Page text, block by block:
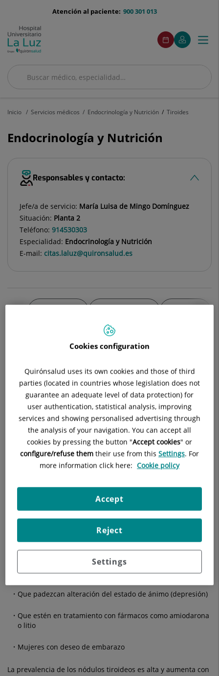
menu-
900 301 013
Atención al paciente:
Buscar
Buscar
menu
acceso
Pedir
cita
Este
enlace
se
una
Mi
Quirónsalud
Este
enlace
se
una
ventana
Menú
Inicio Servicios médicos Endocrinología y Nutrición Tiroides
Endocrinología y Nutrición
Responsables y contacto:
Jefe/a de servicio: María Luisa de Mingo Domínguez
Situación: Planta 2
Teléfono: 914530303
Especialidad: Endocrinología y Nutrición
E-mail: citas.laluz@quironsalud.es
hormona (hipotiroidismo) como por exceso (hipertiroidismo) y
la presencia de nódulos tiroideos (en muchas ocasiones
detectados de forma accidental) son motivos de consulta muy
frecuentes en Endocrinología.
En general, toda la patología tiroidea es más frecuente en
mujeres que en hombres.
Es aconsejable hacer un estudio tiroideo en personas:
sensación de "bulto" en la región inferior del cuello.
Con antecedentes familiares de problemas tiroideos
(disfunción o nódulos)
Con enfermedades autoinmunes (por ejemplo, celiaquía o
diabetes tipo 1)
Que hayan recibido radiación en la zona cervical
Que padezcan alteración del estado de ánimo (depresión)
Que estén en tratamiento con fármacos como amiodarona
o litio
Mujeres con deseo de embarazo
La prevalencia de los nódulos tiroideos es alta y aumenta con
Cookies configuration
Quirónsalud uses its own cookies and those of third
parties (located in countries whose legislation does not
guarantee an adequate level of data protection) for
user authentication, statistical analysis, improving
services and showing personalised advertising through
the analysis of your navigation. You can accept all
cookies by pressing the button "Accept cookies" or
configure/refuse them their use from this Settings. For
more information click here: Cookie policy
Settings
Reject
Accept